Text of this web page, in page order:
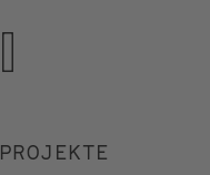
PROJEKTE